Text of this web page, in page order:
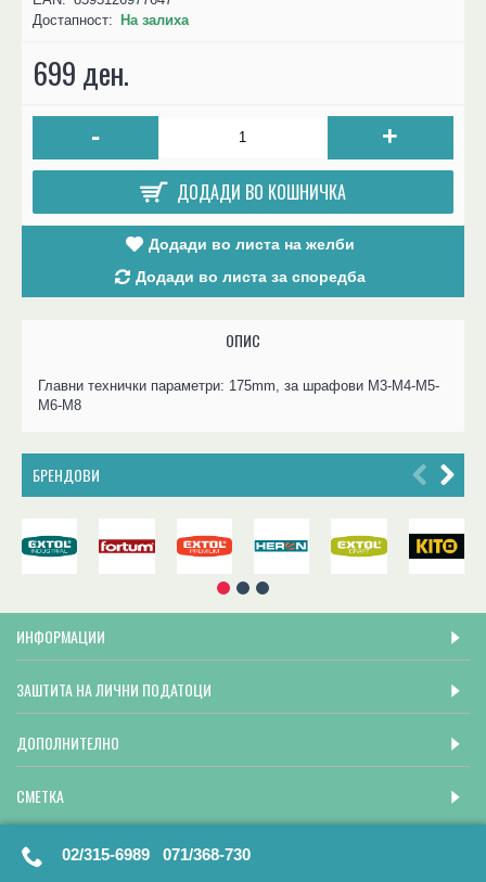
Достапност: На залиха
699 ден.
- +
ДОДАДИ ВО КОШНИЧКА
Додади во листа на желби
Додади во листа за споредба
ОПИС
Главни технички параметри: 175mm, за шрафови М3-М4-М5-
М6-М8
БРЕНДОВИ
ИНФОРМАЦИИ
ЗАШТИТА НА ЛИЧНИ ПОДАТОЦИ
ДОПОЛНИТЕЛНО
СМЕТКА
02/315-6989 071/368-730